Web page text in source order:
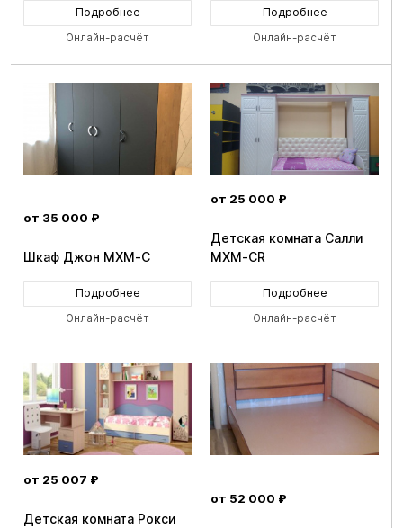
Подробнее
Онлайн-расчёт
Подробнее
Онлайн-расчёт
от 35 000 ₽
Шкаф Джон MXM-C
Подробнее
Онлайн-расчёт
от 25 000 ₽
Детская комната Салли
MXM-CR
Подробнее
Онлайн-расчёт
от 25 007 ₽
Детская комната Рокси
от 52 000 ₽